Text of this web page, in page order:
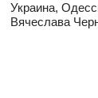
Украина,
Вячеслава